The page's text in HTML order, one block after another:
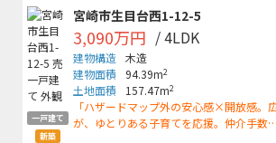
一戸建て
新築
宮崎市生目台西1-12-5
3,090万円 / 4LDK
建物構造 木造
建物面積
94.39m2
土地面積 157.47m2
「ハザードマップ外の安心感×開放感。
が、ゆとりある子育てを応援。仲介手数…